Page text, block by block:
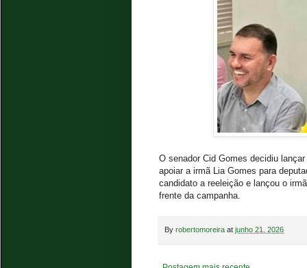
O senador Cid Gomes decidiu
apoiar a irmã Lia Gomes para
candidato a reeleição e lançou o
frente da campanha.
By robertomoreira at junho 21, 2026